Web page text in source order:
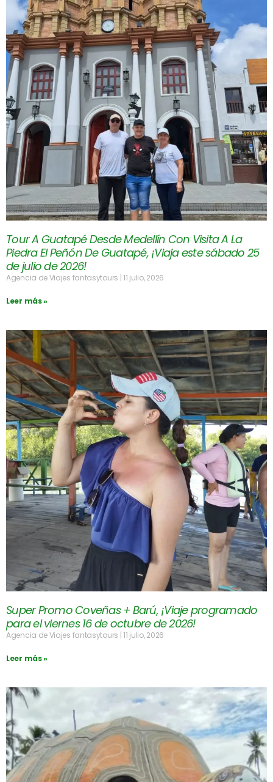
Tour A Guatapé Desde Medellín Con Visita A La
Piedra El Peñón De Guatapé, ¡Viaja este sábado 25
de julio de 2026!
Agencia de Viajes fantasytours 11 julio, 2026
Leer más »
Super Promo Coveñas + Barú, ¡Viaje programado
para el viernes 16 de octubre de 2026!
Agencia de Viajes fantasytours 11 julio, 2026
Leer más »